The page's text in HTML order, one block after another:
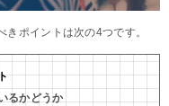
ポイントは次の4つです。
るかどうか